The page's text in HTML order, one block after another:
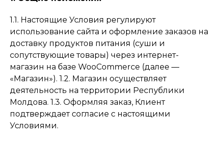
1.1. Настоящие Условия регулируют
использование сайта и оформление заказов на
доставку продуктов питания (суши и
сопутствующие товары) через интернет-
магазин на базе WooCommerce (далее —
«Магазин»). 1.2. Магазин осуществляет
деятельность на территории Республики
Молдова. 1.3. Оформляя заказ, Клиент
подтверждает согласие с настоящими
Условиями.